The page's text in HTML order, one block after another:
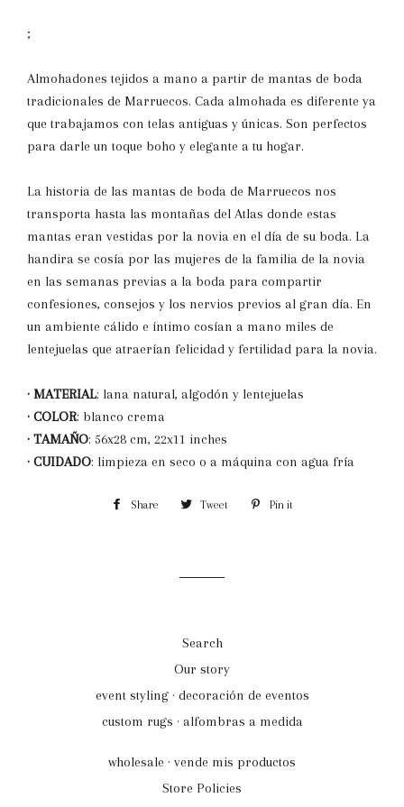
;
Almohadones tejidos a mano a partir de mantas de boda
tradicionales de Marruecos. Cada almohada es diferente ya
que trabajamos con telas antiguas y únicas. Son perfectos
para darle un toque boho y elegante a tu hogar.
La historia de las mantas de boda de Marruecos nos
transporta hasta las montañas del Atlas donde estas
mantas eran vestidas por la novia en el día de su boda. La
handira se cosía por las mujeres de la familia de la novia
en las semanas previas a la boda para compartir
confesiones, consejos y los nervios previos al gran día. En
un ambiente cálido e íntimo cosían a mano miles de
lentejuelas que atraerían felicidad y fertilidad para la novia.
· MATERIAL: lana natural, algodón y lentejuelas
· COLOR: blanco crema
· TAMAÑO: 56x28 cm, 22x11 inches
· CUIDADO: limpieza en seco o a máquina con agua fría
Share Share Tweet Tweet Pin it
Search
Our story
event styling · decoración de eventos
custom rugs · alfombras a medida
wholesale · vende mis productos
Store Policies